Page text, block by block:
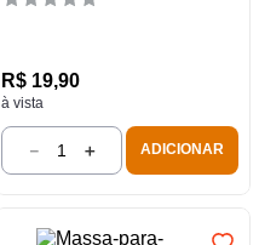
R$ 19,90
à vista
＋
－ ADICIONAR